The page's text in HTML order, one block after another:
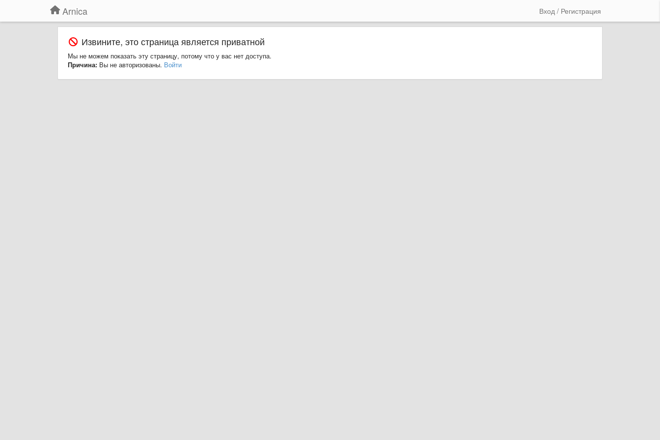
Arnica Вход / Регистрация
Извините, это страница является приватной
Мы не можем показать эту страницу, потому что у вас нет доступа.
Причина: Вы не авторизованы. Войти